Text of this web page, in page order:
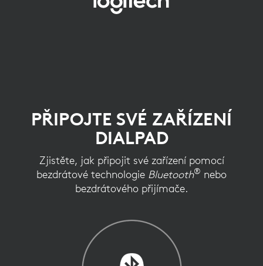
PŘIPOJTE SVÉ ZAŘÍZENÍ
DIALPAD
Zjistěte, jak připojit své zařízení pomocí
bezdrátové technologie Bluetooth® nebo
bezdrátového přijímače.